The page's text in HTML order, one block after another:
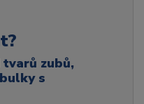
zubů,
s